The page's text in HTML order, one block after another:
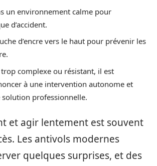
un environnement calme pour
d’accident.
d’encre vers le haut pour prévenir les
trop complexe ou résistant, il est
à une intervention autonome et
solution professionnelle.
et agir lentement est souvent
Les antivols modernes
quelques surprises, et des